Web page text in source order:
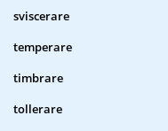
sviscerare
temperare
timbrare
tollerare